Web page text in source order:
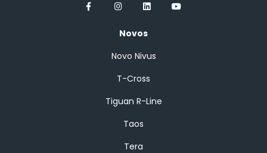
Novos
Novo Nivus
T-Cross
Tiguan R-Line
Taos
Tera